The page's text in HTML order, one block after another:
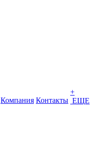
Компания Контакты
+
ЕЩЕ